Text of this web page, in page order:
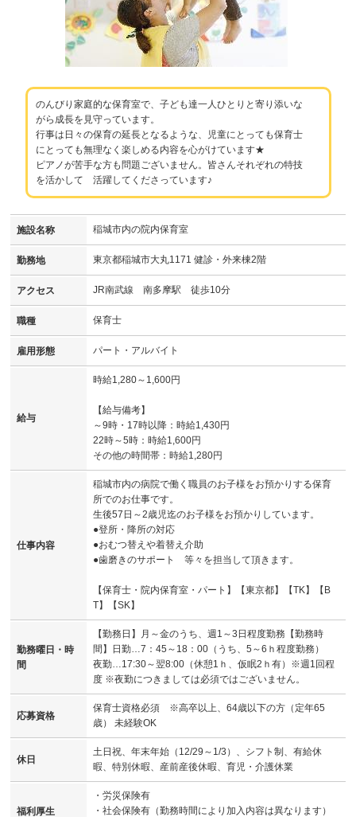
のんびり家庭的な保育室で、子ども達一人ひとりと寄り添いな
がら成長を見守っています。
行事は日々の保育の延長となるような、児童にとっても保育士
にとっても無理なく楽しめる内容を心がけています★
ピアノが苦手な方も問題ございません。皆さんそれぞれの特技
を活かして 活躍してくださっています♪
施設名称 稲城市内の院内保育室
勤務地 東京都稲城市大丸1171 健診・外来棟2階
アクセス JR南武線 南多摩駅 徒歩10分
職種 保育士
雇用形態 パート・アルバイト
給与
時給1,280～1,600円
【給与備考】
～9時・17時以降：時給1,430円
22時～5時：時給1,600円
その他の時間帯：時給1,280円
仕事内容
稲城市内の病院で働く職員のお子様をお預かりする保育
所でのお仕事です。
生後57日～2歳児迄のお子様をお預かりしています。
●登所・降所の対応
●おむつ替えや着替え介助
●歯磨きのサポート 等々を担当して頂きます。
【保育士・院内保育室・パート】【東京都】【TK】【B
T】【SK】
勤務曜日・時
間
【勤務日】月～金のうち、週1～3日程度勤務【勤務時
間】日勤…7：45～18：00（うち、5～6ｈ程度勤務）
夜勤…17:30～翌8:00（休憩1ｈ、仮眠2ｈ有）※週1回程
度 ※夜勤につきましては必須ではございません。
応募資格
保育士資格必須 ※高卒以上、64歳以下の方（定年65
歳） 未経験OK
休日
土日祝、年末年始（12/29～1/3）、シフト制、有給休
暇、特別休暇、産前産後休暇、育児・介護休業
福利厚生
・労災保険有
・社会保険有（勤務時間により加入内容は異なります）